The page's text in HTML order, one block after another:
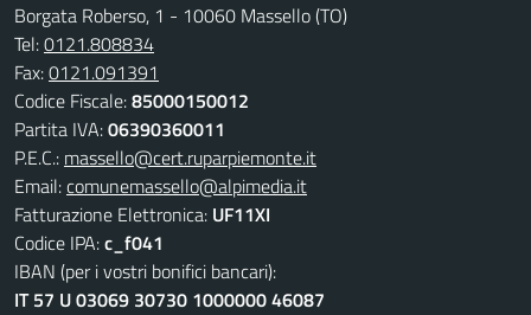
Borgata Roberso, 1 - 10060 Massello (TO)
Tel:0121.808834
Fax:0121.091391
Codice Fiscale:85000150012
Partita IVA:06390360011
P.E.C.: massello@cert.ruparpiemonte.it
Email:comunemassello@alpimedia.it
Fatturazione Elettronica: UF11XI
Codice IPA:c_f041
IBAN (per i vostri bonifici bancari):
IT 57 U 03069 30730 1000000 46087